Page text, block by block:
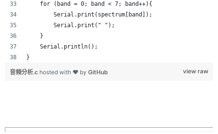
    for (band = 0; band < 7; band++){
        Serial.print(spectrum[band]);
        Serial.print(" ");
    }
    Serial.println();
}
view raw
音頻分析.c hosted with ❤ by GitHub